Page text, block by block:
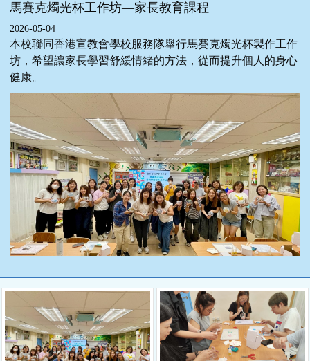
馬賽克燭光杯工作坊—家長教育課程
2026-05-04
本校聯同香港宣教會學校服務隊舉行馬賽克燭光杯製作工作
坊，希望讓家長學習舒緩情緒的方法，從而提升個人的身心
健康。